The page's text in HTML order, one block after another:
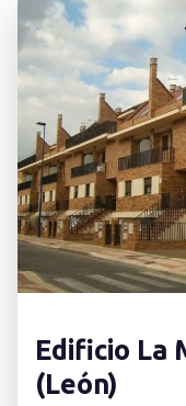
Edificio La
(León)